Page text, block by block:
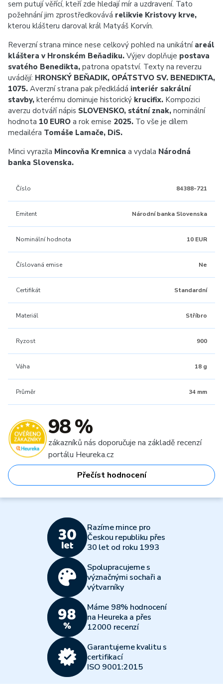
sem putují věřící, kteří zde hledají mír a uzdravení. Tato
požehnání jim zprostředkovává relikvie Kristovy krve,
kterou klášteru daroval král Matyáš Korvín.
Reverzní strana mince nese celkový pohled na unikátní areál
kláštera v Hronském Beňadiku. Výjev doplňuje postava
svatého Benedikta, patrona opatství. Texty na reverzu
uvádějí: HRONSKÝ BEŇADIK, OPÁTSTVO SV. BENEDIKTA,
1075. Averzní strana pak předkládá interiér sakrální
stavby, kterému dominuje historický krucifix. Kompozici
averzu dotváří nápis SLOVENSKO, státní znak, nominální
hodnota 10 EURO a rok emise 2025. To vše je dílem
medailéra Tomáše Lamače, DiS.
Minci vyrazila Mincovňa Kremnica a vydala Národná
banka Slovenska.
Číslo 84388-721
Emitent Národní banka Slovenska
Nominální hodnota 10 EUR
Číslovaná emise Ne
Certifikát Standardní
Materiál Stříbro
Ryzost 900
Váha 18 g
Průměr 34 mm
98 %
zákazníků nás doporučuje na základě recenzí
portálu Heureka.cz
Přečíst hodnocení
Razíme mince pro
Českou republiku přes
30 let od roku 1993
Spolupracujeme s
význačnými sochaři a
výtvarníky
Máme 98% hodnocení
na Heureka a přes
12000 recenzí
Garantujeme kvalitu s
certifikací
ISO 9001:2015